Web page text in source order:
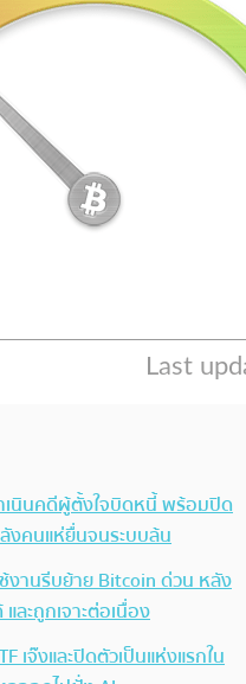
เนินคดีผู้ตั้งใจบิดหนี้ พร้อมปิด
งคนแห่ยื่นจนระบบล้น
งานรีบย้าย Bitcoin ด่วน หลัง
ละถูกเจาะต่อเนื่อง
เจ๊งและปิดตัวเป็นแห่งแรกใน